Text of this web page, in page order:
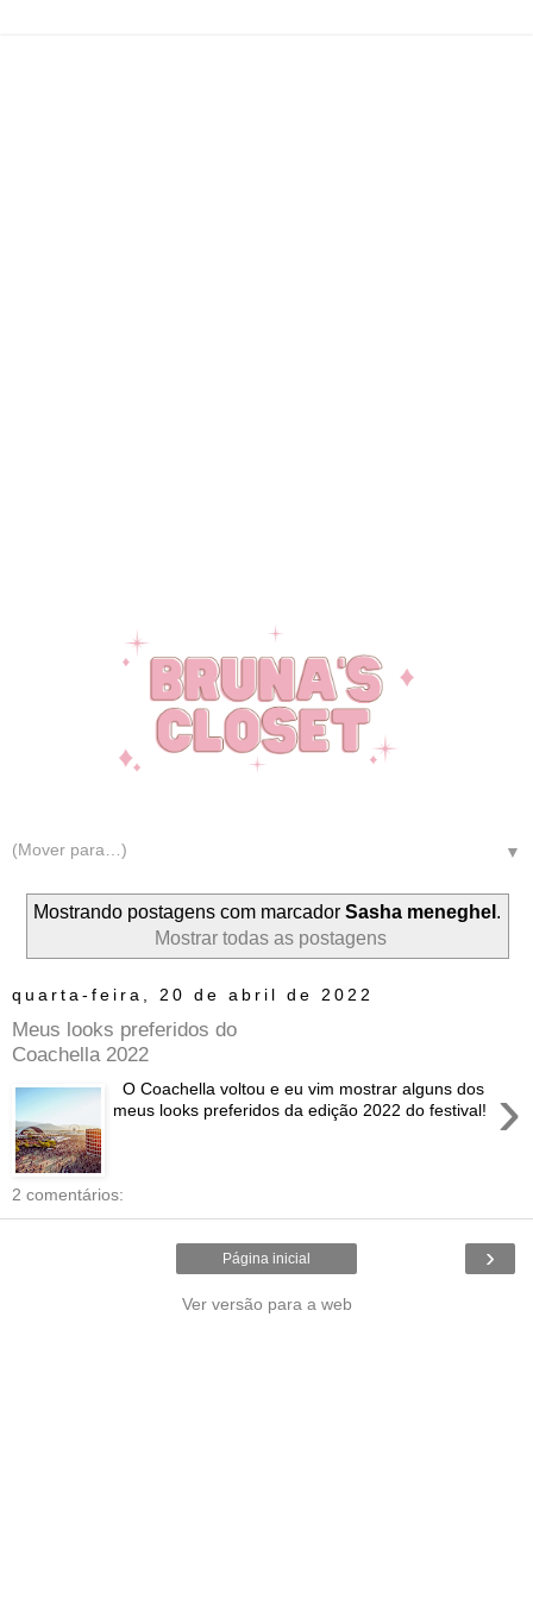
▼
Mostrando postagens com marcador Sasha meneghel .
Mostrar todas as postagens
quarta-feira, 20 de abril de 2022
Meus looks preferidos do
Coachella 2022
›
O Coachella voltou e eu vim mostrar alguns dos
meus looks preferidos da edição 2022 do festival!
2 comentários:
›
Página inicial
Ver versão para a web